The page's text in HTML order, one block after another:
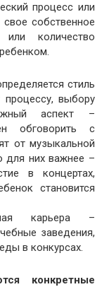
процесс или
собственное
количество
стиль
процессу, выбору
аспект –
обговорить с
от музыкальной
для них важнее –
в концертах,
становится
карьера –
заведения,
в конкурсах.
конкретные